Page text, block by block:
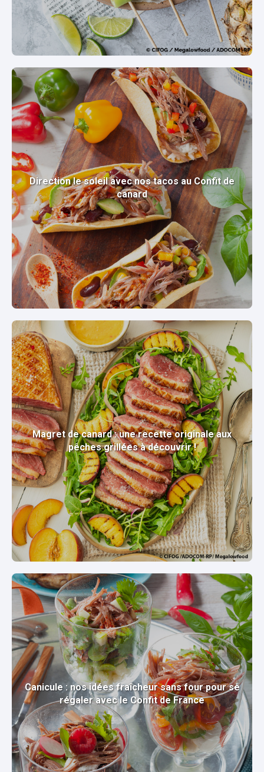
Direction le soleil avec nos tacos au Confit de
canard
Magret de canard : une recette originale aux
pêches grillées à découvrir !
Canicule : nos idées fraîcheur sans four pour se
régaler avec le Confit de France